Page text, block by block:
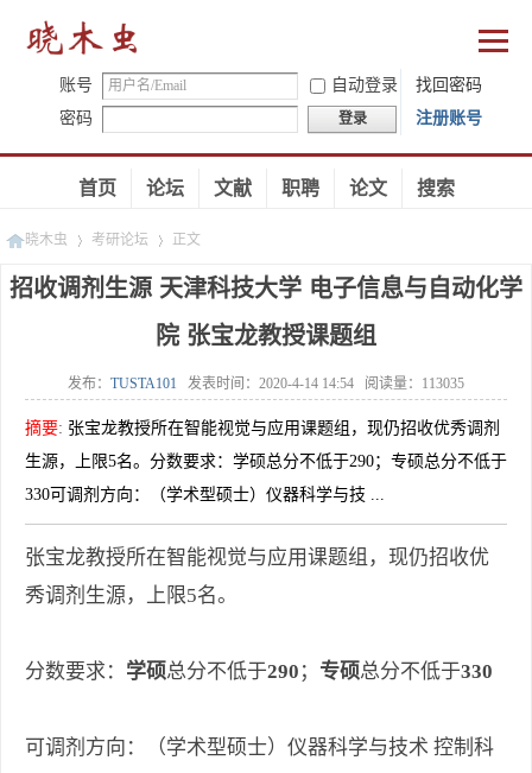
账号 自动登录
找回密码
密码
登录 注册账号
首页 论坛 文献 职聘 论文 搜索
晓木虫 考研论坛 正文
招收调剂生源 天津科技大学 电子信息与自动化学
院 张宝龙教授课题组
发布： TUSTA101 发表时间： 2020-4-14 14:54 阅读量： 113035
摘要: 张宝龙教授所在智能视觉与应用课题组，现仍招收优秀调剂
生源，上限5名。分数要求：学硕总分不低于290；专硕总分不低于
330可调剂方向：（学术型硕士）仪器科学与技 ...
张宝龙教授所在智能视觉与应用课题组，现仍招收优
秀调剂生源，上限5名。
分数要求： 学硕总分不低于290 ； 专硕总分不低于330
可调剂方向：（学术型硕士）仪器科学与技术 控制科